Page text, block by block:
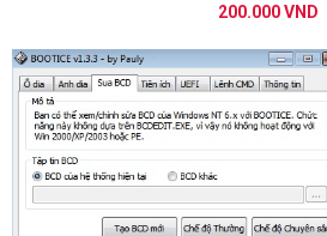
200.000 VND